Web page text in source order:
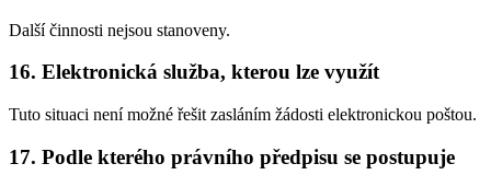
Další činnosti nejsou stanoveny.
16. Elektronická služba, kterou lze využít
Tuto situaci není možné řešit zasláním žádosti elektronickou poštou.
17. Podle kterého právního předpisu se postupuje